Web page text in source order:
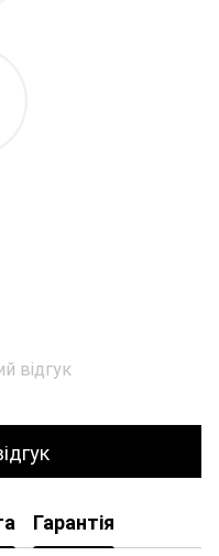
відгук
Гарантія